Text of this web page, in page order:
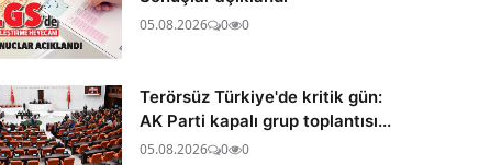
05.08.2026 0 0
Terörsüz Türkiye'de kritik gün:
AK Parti kapalı grup toplantısı...
05.08.2026 0 0